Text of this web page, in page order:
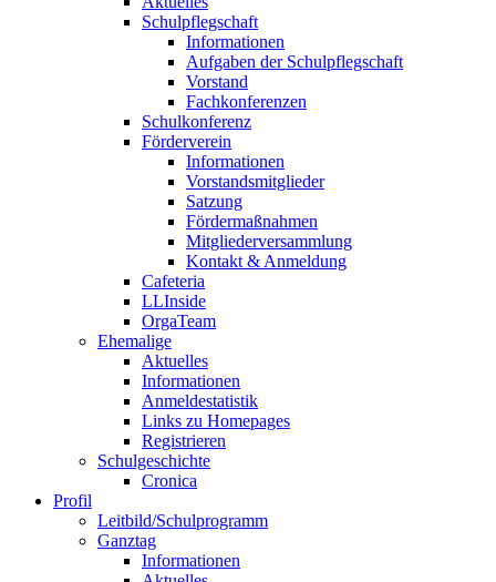
Schulpflegschaft
Informationen
Aufgaben der Schulpflegschaft
Vorstand
Fachkonferenzen
Schulkonferenz
Förderverein
Informationen
Vorstandsmitglieder
Satzung
Fördermaßnahmen
Mitgliederversammlung
Kontakt & Anmeldung
Cafeteria
LLInside
OrgaTeam
Ehemalige
Aktuelles
Informationen
Anmeldestatistik
Links zu Homepages
Registrieren
Schulgeschichte
Cronica
Profil
Leitbild/Schulprogramm
Ganztag
Informationen